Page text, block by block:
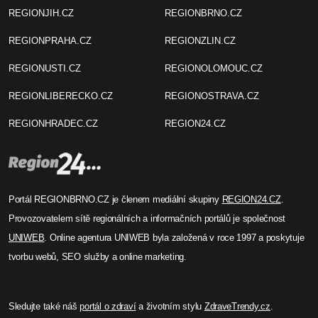
REGIONJIH.CZ
REGIONPRAHA.CZ
REGIONUSTI.CZ
REGIONLIBERECKO.CZ
REGIONHRADEC.CZ
REGIONBRNO.CZ
REGIONZLIN.CZ
REGIONOLOMOUC.CZ
REGIONOSTRAVA.CZ
REGION24.CZ
Portál REGIONBRNO.CZ je členem mediální skupiny REGION24.CZ.
Provozovatelem sítě regionálních a informačních portálů je společnost
UNIWEB . Online agentura UNIWEB byla založená v roce 1997 a poskytuje
tvorbu webů, SEO služby a online marketing.
Sledujte také nášportál o zdravía životním stylu ZdraveTrendy.cz